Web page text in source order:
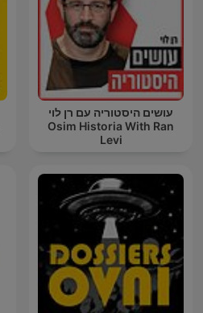
עושים היסטוריה עם רן לוי
Osim Historia With Ran
Levi